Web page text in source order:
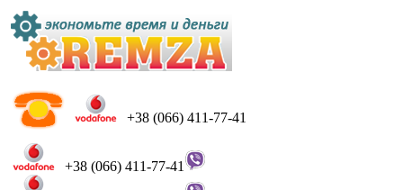
+38 (066) 411-77-41
+38 (066) 411-77-41